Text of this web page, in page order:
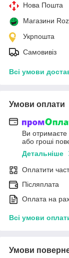
Нова Пошта
Магазини
Укрпошта
Самовивіз
Всі умови
Умови оплати
Ви
або гроші
Детальніше
Оплатити
Післяплата
Оплата на
Всі умови
Умови